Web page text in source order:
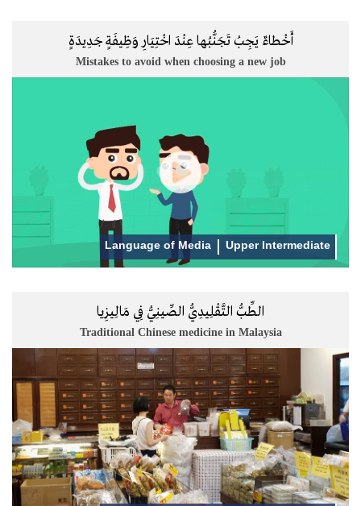
أَخْطاءٌ يَجِبُ تَجَنُّبُها عِنْدَ اخْتِيَارِ وَظِيفَةٍ جَدِيدَةٍ
Mistakes to avoid when choosing a new job
Language of Media Upper Intermediate
الطِّبُّ التَّقْلِيدِيُّ الصِّينِيُّ فِي مَالِيزِيا
Traditional Chinese medicine in Malaysia